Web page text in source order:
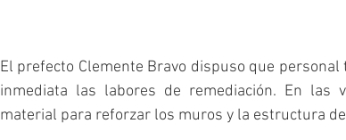
El prefecto Clemente Bravo dispuso que
inmediata las labores de remediación. En las
material para reforzar los muros y la estructura